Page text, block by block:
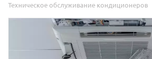
Техническое обслуживание кондиционеров